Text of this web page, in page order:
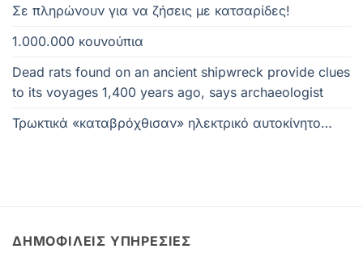
Σε πληρώνουν για να ζήσεις με κατσαρίδες!
1.000.000 κουνούπια
Dead rats found on an ancient shipwreck provide clues
to its voyages 1,400 years ago, says archaeologist
Τρωκτικά «καταβρόχθισαν» ηλεκτρικό αυτοκίνητο…
ΔΗΜΟΦΙΛΕΊΣ ΥΠΗΡΕΣΊΕΣ